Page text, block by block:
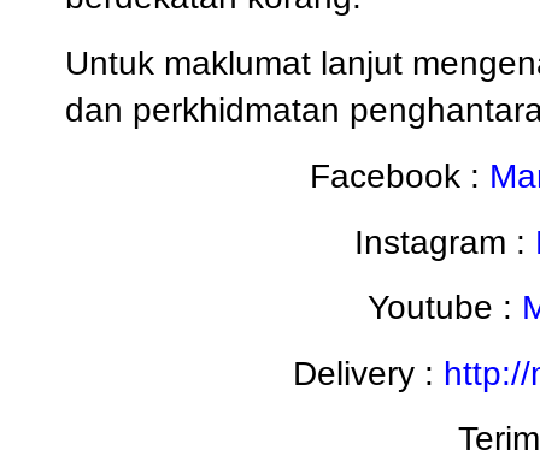
Untuk maklumat lanjut
dan perkhidmatan
Facebook :
Instagram :
Youtube :
Delivery : http://